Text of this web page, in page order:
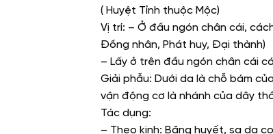
( Huyệt Tỉnh thuộc Mộc)
Vị trí: – Ở đầu ngón chân cái,
Đồng nhân, Phát huy, Đại thành)
– Lấy ở trên đầu ngón chân cái
Giải phẫu: Dưới da là chỗ bám
vận động cơ là nhánh của dây
Tác dụng:
– Theo kinh: Băng huyết, sa dạ